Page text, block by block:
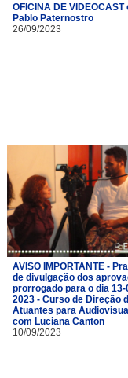
OFICINA DE VIDEOCAST
Pablo Paternostro
26/09/2023
AVISO IMPORTANTE -
de divulgação dos
prorrogado para o dia 13-
2023 - Curso de Direção
Atuantes para
com Luciana Canton
10/09/2023